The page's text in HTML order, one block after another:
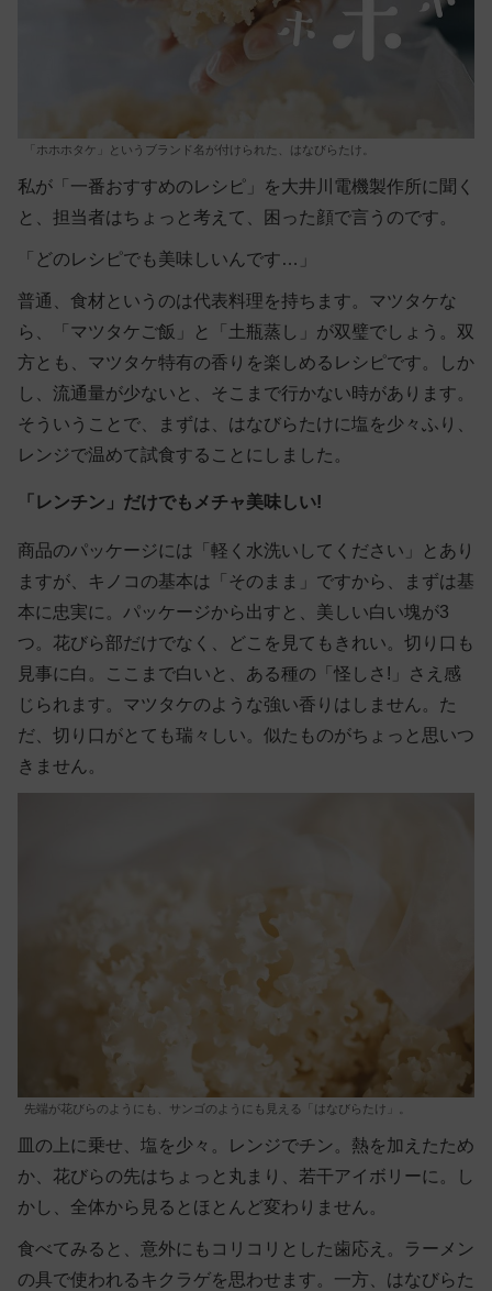
「ホホホタケ」というブランド名が付けられた、はなびらたけ。
私が「一番おすすめのレシピ」を大井川電機製作所に聞く
と、担当者はちょっと考えて、困った顔で言うのです。
「どのレシピでも美味しいんです…」
普通、食材というのは代表料理を持ちます。マツタケな
ら、「マツタケご飯」と「土瓶蒸し」が双璧でしょう。双
方とも、マツタケ特有の香りを楽しめるレシピです。しか
し、流通量が少ないと、そこまで行かない時があります。
そういうことで、まずは、はなびらたけに塩を少々ふり、
レンジで温めて試食することにしました。
「レンチン」だけでもメチャ美味しい!
商品のパッケージには「軽く水洗いしてください」とあり
ますが、キノコの基本は「そのまま」ですから、まずは基
本に忠実に。パッケージから出すと、美しい白い塊が3
つ。花びら部だけでなく、どこを見てもきれい。切り口も
見事に白。ここまで白いと、ある種の「怪しさ!」さえ感
じられます。マツタケのような強い香りはしません。た
だ、切り口がとても瑞々しい。似たものがちょっと思いつ
きません。
先端が花びらのようにも、サンゴのようにも見える「はなびらたけ」。
皿の上に乗せ、塩を少々。レンジでチン。熱を加えたため
か、花びらの先はちょっと丸まり、若干アイボリーに。し
かし、全体から見るとほとんど変わりません。
食べてみると、意外にもコリコリとした歯応え。ラーメン
の具で使われるキクラゲを思わせます。一方、はなびらた